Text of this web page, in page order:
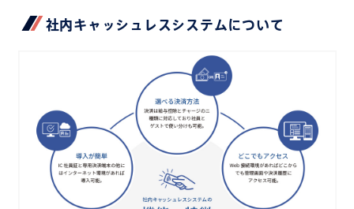
社内キャッシュレスシステムについて